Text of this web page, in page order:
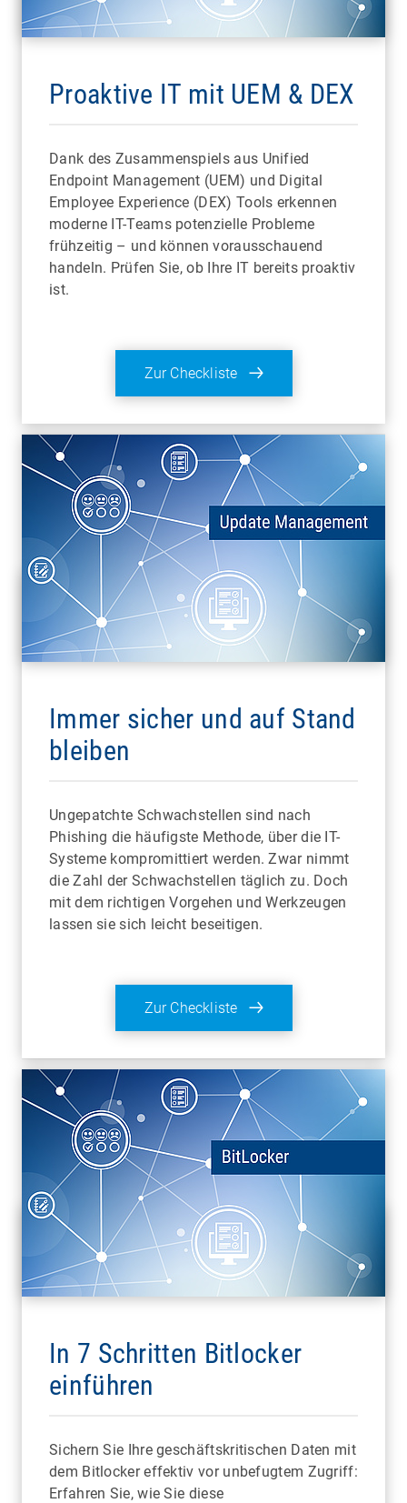
Proaktive IT mit UEM & DEX
Dank des Zusammenspiels aus Unified
Endpoint Management (UEM) und Digital
Employee Experience (DEX) Tools erkennen
moderne IT-Teams potenzielle Probleme
frühzeitig – und können vorausschauend
handeln. Prüfen Sie, ob Ihre IT bereits proaktiv
ist.
Zur Checkliste
Immer sicher und auf Stand
bleiben
Ungepatchte Schwachstellen sind nach
Phishing die häufigste Methode, über die IT-
Systeme kompromittiert werden. Zwar nimmt
die Zahl der Schwachstellen täglich zu. Doch
mit dem richtigen Vorgehen und Werkzeugen
lassen sie sich leicht beseitigen.
Zur Checkliste
In 7 Schritten Bitlocker
einführen
Sichern Sie Ihre geschäftskritischen Daten mit
dem Bitlocker effektiv vor unbefugtem Zugriff:
Erfahren Sie, wie Sie diese